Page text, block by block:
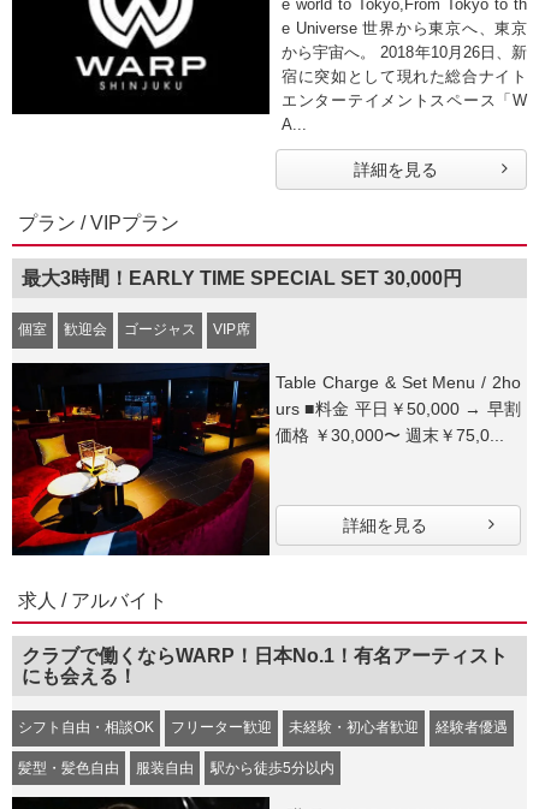
e world to Tokyo,From Tokyo to th
e Universe 世界から東京へ、東京
から宇宙へ。 2018年10月26日、新
宿に突如として現れた総合ナイト
エンターテイメントスペース「W
A...
詳細を見る
プラン / VIPプラン
最大3時間！EARLY TIME SPECIAL SET 30,000円
個室 歓迎会 ゴージャス VIP席
Table Charge & Set Menu / 2ho
urs ■料金 平日￥50,000 → 早割
価格 ￥30,000〜 週末￥75,0...
詳細を見る
求人 / アルバイト
クラブで働くならWARP！日本No.1！有名アーティスト
にも会える！
シフト自由・相談OK フリーター歓迎 未経験・初心者歓迎 経験者優遇
髪型・髪色自由 服装自由 駅から徒歩5分以内